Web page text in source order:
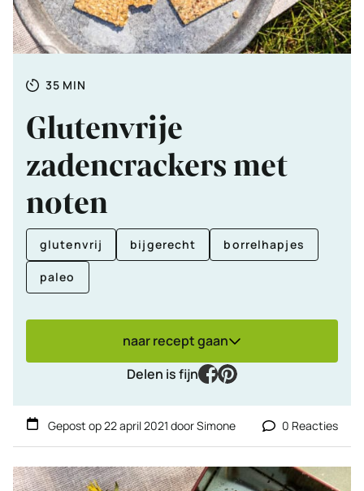
Totale
35 MINUTEN
MIN
Glutenvrije
zadencrackers met
noten
glutenvrij bijgerecht borrelhapjes
paleo
naar recept gaan
Delen is fijn
facebook
pinterest
Gepost op22 april 2021 doorSimone 0 Reacties